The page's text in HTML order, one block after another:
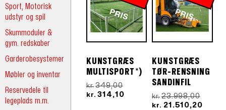
Sport, Motorisk
udstyr og spil
Skummoduler &
gym. redskaber
Garderobesystemer
Møbler og inventar
Reservedele til
legeplads m.m.
P
IS
KUNSTGRÆS
MULTISPORT *)
kr. 349,00Den
oprindelige
kr. 314,10Den
aktuelle
P
IS
KUNSTGRÆS
TØR-RENSNING
SANDINFIL
kr. 23.998,00Den
kr. 21.510,20Den